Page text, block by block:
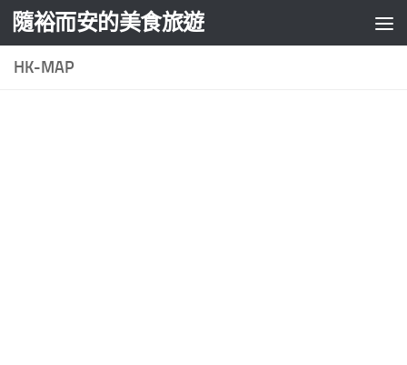
Skip to content
隨裕而安的美食旅遊
HK-MAP